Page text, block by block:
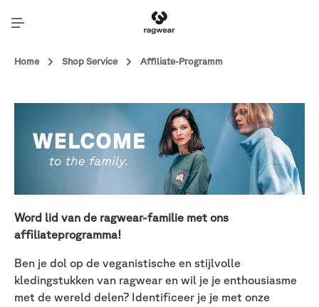
Home Shop Service Affiliate-Programm
Word lid van de ragwear-familie met ons
affiliateprogramma!
Ben je dol op de veganistische en stijlvolle
kledingstukken van ragwear en wil je je enthousiasme
met de wereld delen? Identificeer je je met onze